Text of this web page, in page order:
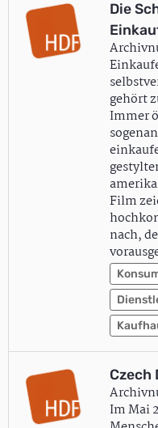
Die
gehört
Immer
Film
nach,
Czech
Im Mai